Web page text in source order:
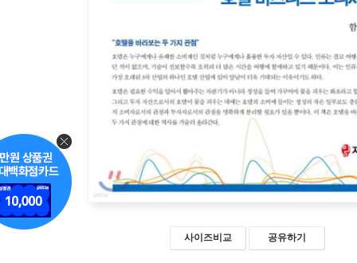
사이즈비교 공유하기